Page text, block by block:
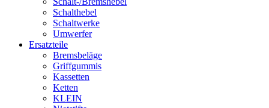
Schalthebel
Schaltwerke
Umwerfer
Ersatzteile
Bremsbeläge
Griffgummis
Kassetten
Ketten
KLEIN